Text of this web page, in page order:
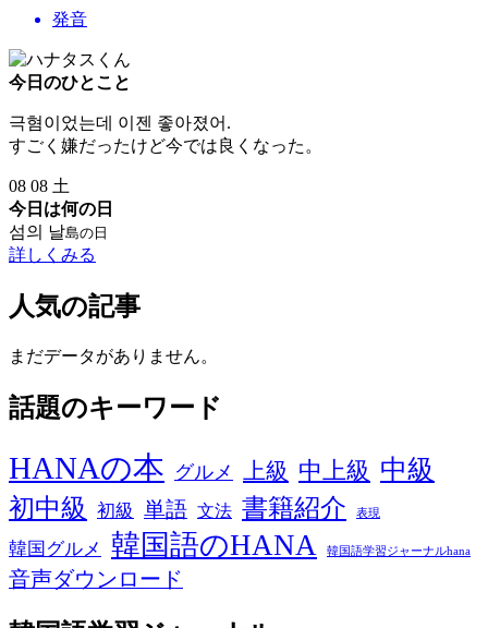
発音
今日のひとこと
극혐이었는데 이젠 좋아졌어.
すごく嫌だったけど今では良くなった。
08 08 土
今日は何の日
섬의 날島の日
詳しくみる
人気の記事
まだデータがありません。
話題のキーワード
HANAの本 グルメ 上級 中上級 中級
初中級
初級 単語 文法 書籍紹介 表現
韓国グルメ 韓国語のHANA 韓国語学習ジャーナルhana
音声ダウンロード